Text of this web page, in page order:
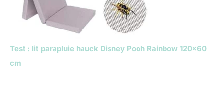
Test : lit parapluie hauck Disney Pooh Rainbow 120×60
cm